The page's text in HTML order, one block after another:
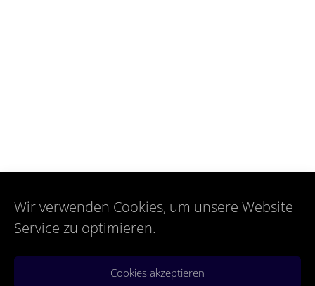
Wir verwenden Cookies, um unsere Website
Service zu optimieren.
Cookies akzeptieren